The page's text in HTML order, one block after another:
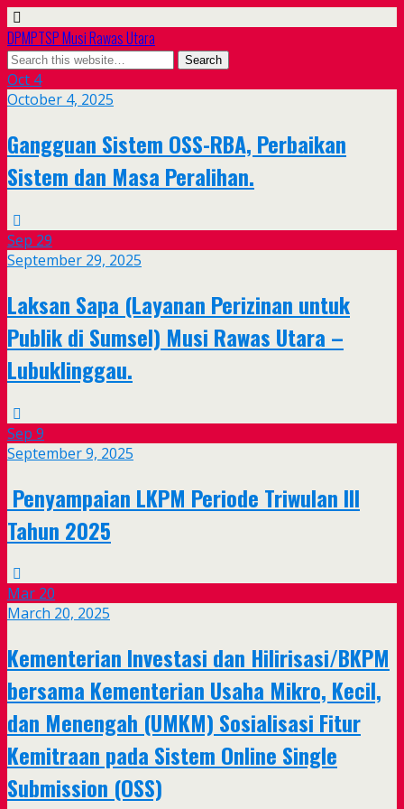
DPMPTSP Musi Rawas Utara
Oct 4
October 4, 2025
Gangguan Sistem OSS-RBA, Perbaikan
Sistem dan Masa Peralihan.
Sep 29
September 29, 2025
Laksan Sapa (Layanan Perizinan untuk
Publik di Sumsel) Musi Rawas Utara –
Lubuklinggau.
Sep 9
September 9, 2025
Penyampaian LKPM Periode Triwulan III
Tahun 2025
Mar 20
March 20, 2025
Kementerian Investasi dan Hilirisasi/BKPM
bersama Kementerian Usaha Mikro, Kecil,
dan Menengah (UMKM) Sosialisasi Fitur
Kemitraan pada Sistem Online Single
Submission (OSS)